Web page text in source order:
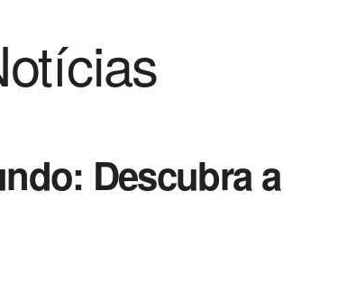
Descubra a